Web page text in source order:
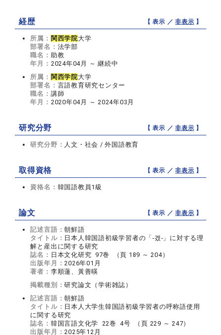
経歴 【 表示 ／非表示 】
所属： 関西学院大学
部署名： 法学部
職名： 助教
年月： 2024年04月 ～ 継続中
所属： 関西学院大学
部署名： 言語教育研究センター
職名： 講師
年月： 2020年04月 ～ 2024年03月
研究分野 【 表示 ／非表示 】
研究分野： 人文・社会 / 外国語教育
取得資格 【 表示 ／非表示 】
資格名： 韓国語教員1級
論文 【 表示 ／非表示 】
記述言語：朝鮮語
タイトル： 日本人韓国語初級学習者の「-겠-」に対する理
解と産出に関する研究
誌名： 日本文化研究 97巻 （頁 189 ～ 204）
出版年月：2026年01月
著者： 李順蓮、黃善暎
掲載種別：研究論文（学術雑誌）
記述言語：朝鮮語
タイトル： 日本人大学生韓国語初級学習者の呼称語使用
に関する研究
誌名： 韓国言語文化学 22巻 4号 （頁 229 ～ 247）
出版年月：2025年12月